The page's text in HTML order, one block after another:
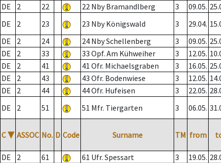
DE
2 22 22 Nby Bramandlberg 3 09.05.
DE
2 23 23 Nby Königswald 3 29.04.
DE
2 24 24 Nby Schellenberg 3 09.05.
DE
2 33 33 Opf. Am Kühweiher 3 12.05.
DE
2 41 41 Ofr. Michaelsgraben 3 16.05.
DE
2 43 43 Ofr. Bodenwiese 3 12.05.
DE
2 44 44 Ofr. Hufeisen 3 22.05.
DE
2 51 51 Mfr. Tiergarten 3 06.05.
C ▼ ASSOC No. D Code Surname TM from
DE 2 61 61 Ufr. Spessart 3 19.05.